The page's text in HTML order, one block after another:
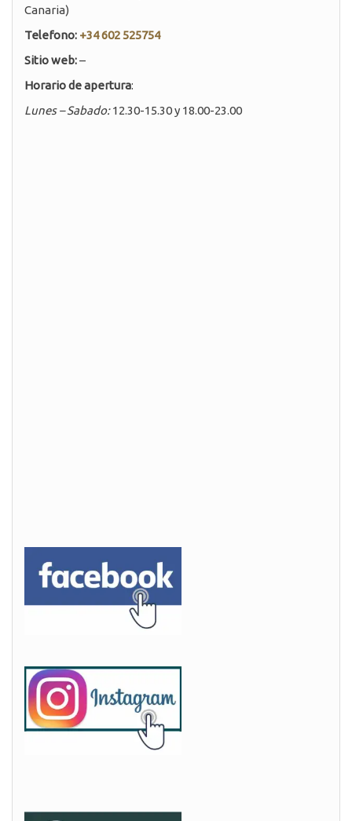
Canaria)
Telefono: +34 602 525754
Sitio web:–
Horario de apertura:
Lunes –Sabado:12.30-15.30 y 18.00-23.00